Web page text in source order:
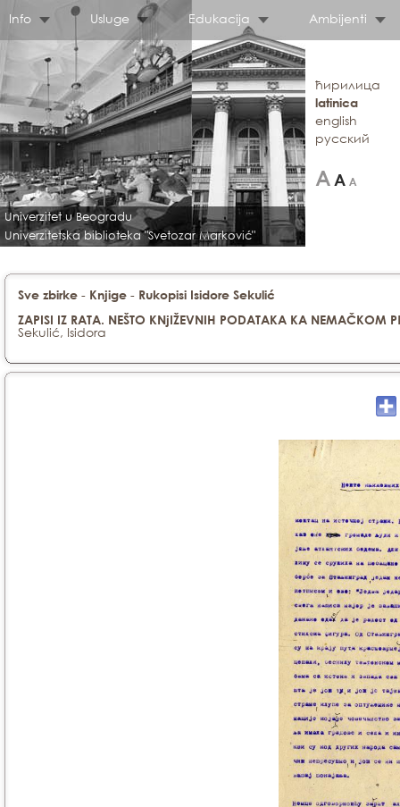
Info Usluge Edukacija Ambijenti
Univerzitet u Beogradu
Univerzitetska biblioteka "Svetozar Marković"
ћирилица
latinica
english
русский
Sve zbirke - Knjige - Rukopisi Isidore Sekulić
ZAPISI IZ RATA. NEŠTO KNjIŽEVNIH PODATAKA KA NEMAČKOM
Sekulić, Isidora